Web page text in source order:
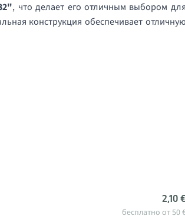
, что делает его отличным выбором для
конструкция обеспечивает отличную
2,10 €
бесплатно от 50